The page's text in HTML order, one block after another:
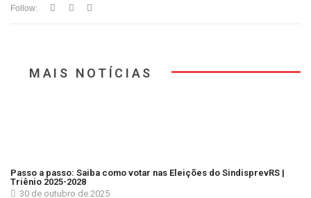
Follow:
MAIS NOTÍCIAS
Passo a passo: Saiba como votar nas Eleições do SindisprevRS |
Triênio 2025-2028
30 de outubro de 2025